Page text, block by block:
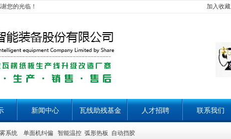
您的光临！ 加入收藏
新闻中心 瓦线助残基金 人才招聘 联系我们
统 单面机纠偏 智能温控 弧形热板 自动挡胶